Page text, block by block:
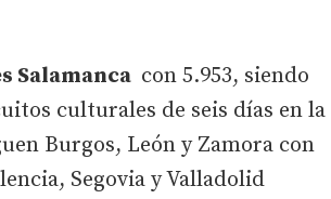
Salamanca con 5.953, siendo
culturales de seis días en la
Burgos, León y Zamora con
Segovia y Valladolid